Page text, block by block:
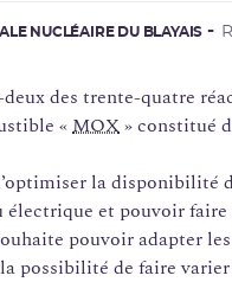
NUCLÉAIRE DU BLAYAIS
des trente-quatre
«MOX» constitué
la disponibilité
électrique et pouvoir
pouvoir adapter
possibilité de faire